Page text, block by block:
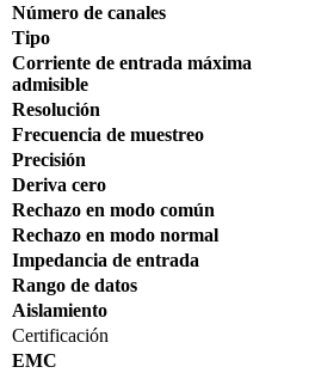
Número de canales
Tipo
Corriente de entrada máxima
admisible
Resolución
Frecuencia de muestreo
Precisión
Deriva cero
Rechazo en modo común
Rechazo en modo normal
Impedancia de entrada
Rango de datos
Aislamiento
Certificación
EMC